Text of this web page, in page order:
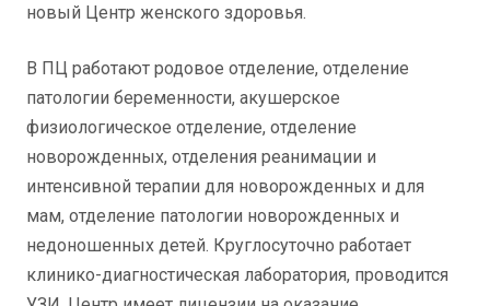
новый Центр женского здоровья.
В ПЦ работают родовое отделение, отделение
патологии беременности, акушерское
физиологическое отделение, отделение
новорожденных, отделения реанимации и
интенсивной терапии для новорожденных и для
мам, отделение патологии новорожденных и
недоношенных детей. Круглосуточно работает
клинико-диагностическая лаборатория, проводится